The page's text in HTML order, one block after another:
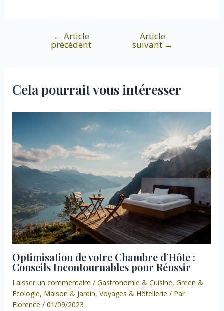
Navigation
← Article
précédent
Article
suivant →
Cela pourrait vous intéresser
Optimisation de votre Chambre d’Hôte :
Conseils Incontournables pour Réussir
Laisser un commentaire / Gastronomie & Cuisine, Green &
Ecologie, Maison & Jardin, Voyages & Hôtellerie / Par
Florence / 01/09/2023